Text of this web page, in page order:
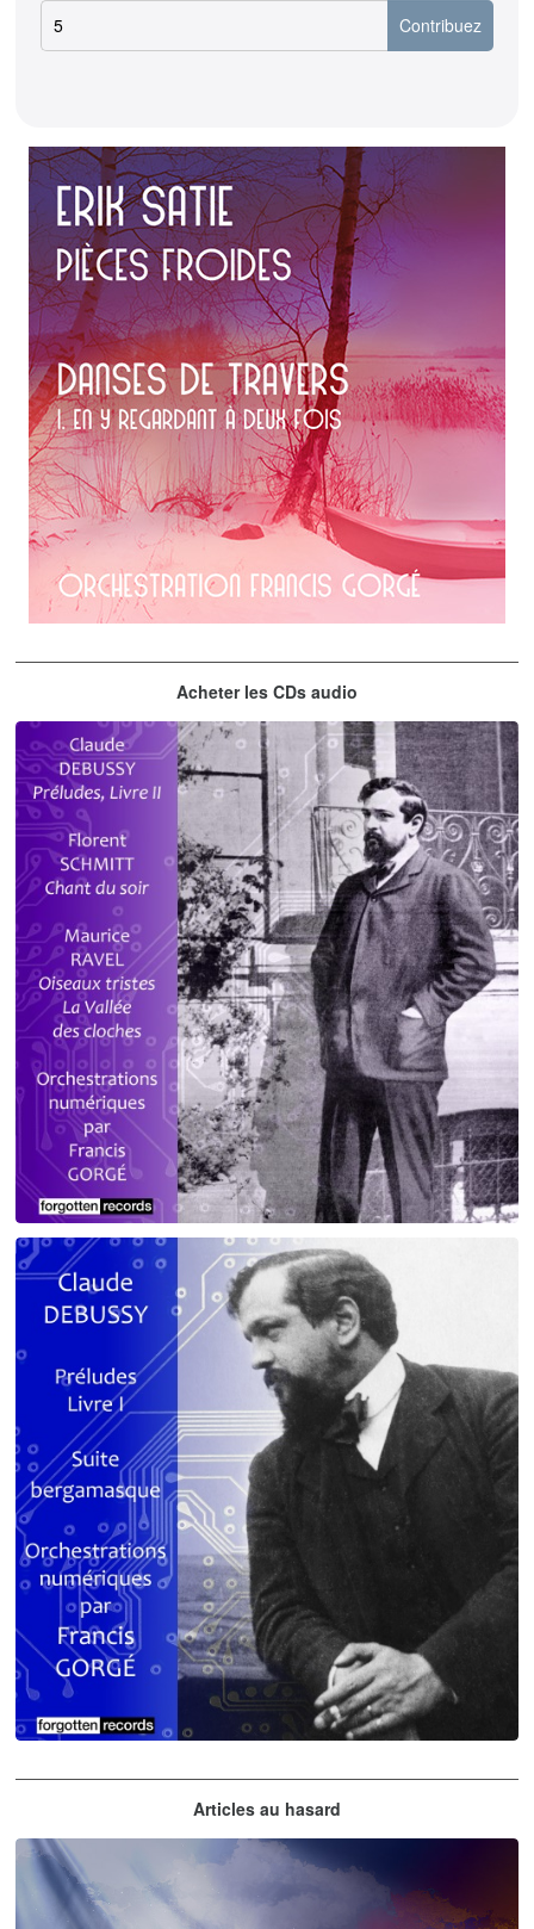
Acheter les CDs audio
Debussy - Schmitt - Ravel
orchestrations numériques par Francis Gorgé
Articles au hasard